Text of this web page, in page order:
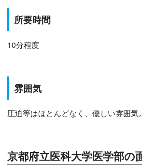
所要時間
10分程度
雰囲気
圧迫等はほとんどなく、優しい雰囲気。
京都府立医科大学医学部の